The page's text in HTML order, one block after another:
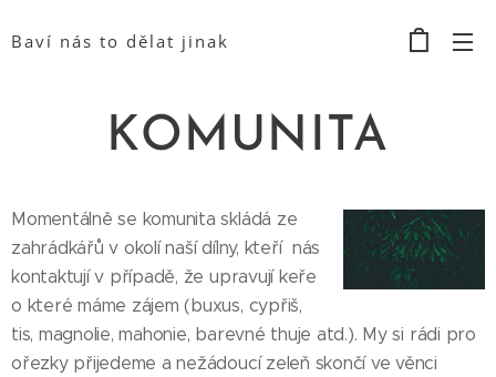
Baví nás to dělat jinak
KOMUNITA
Momentálně se komunita skládá ze
zahrádkářů v okolí naší dílny, kteří nás
kontaktují v případě, že upravují keře
o které máme zájem (buxus, cypřiš,
tis, magnolie, mahonie, barevné thuje atd.). My si rádi pro
ořezky přijedeme a nežádoucí zeleň skončí ve věnci